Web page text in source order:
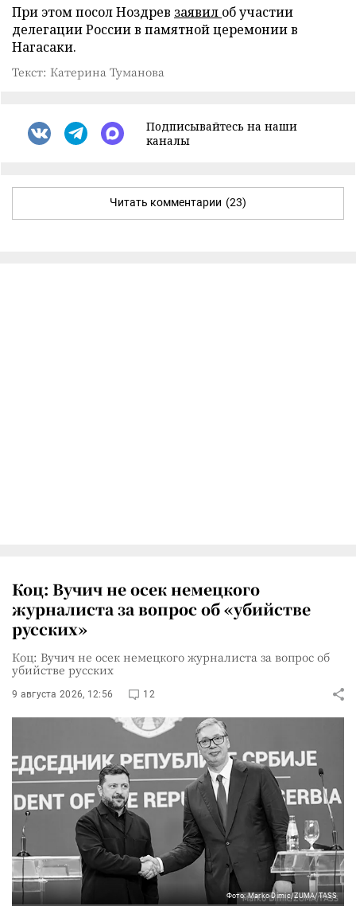
При этом посол Ноздрев заявил об участии
делегации России в памятной церемонии в
Нагасаки.
Текст: Катерина Туманова
Подписывайтесь на наши
каналы
Читать комментарии (23)
Коц: Вучич не осек немецкого
журналиста за вопрос об «убийстве
русских»
Коц: Вучич не осек немецкого журналиста за вопрос об
убийстве русских
9 августа 2026, 12:56 12
Фото: Marko Dimic/ZUMA/TASS